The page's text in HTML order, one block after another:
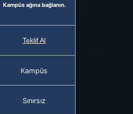
Kampüs ağına bağlanın.
Teklif Al
Kampüs
Sınırsız